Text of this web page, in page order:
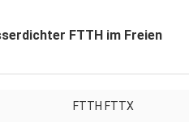
FTTH im Freien
FTTH FTTX